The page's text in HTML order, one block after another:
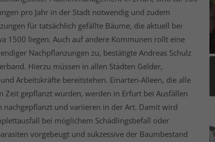
pro Jahr in der Stadt notwendig und zudem
für tatsächlich gefällte Bäume, die aktuell bei
1500 liegen. Auch auf andere Kommunen rollt eine
Nachpflanzungen zu, bestätigte Andreas Schulz
Hierzu müssen in allen Städten Gelder,
Arbeitskräfte bereitstehen. Einarten-Alleen, die alle
Zeit gepflanzt wurden, werden in Erfurt bei Ausfällen
nachgepflanzt und variieren in der Art. Damit wird
bei möglichem Schädlingsbefall oder
vorgebeugt und sukzessive der Baumbestand